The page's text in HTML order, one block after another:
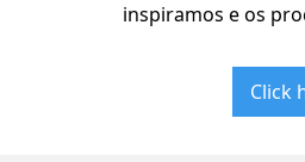
inspiramos e os
Click